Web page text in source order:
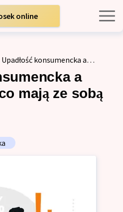
online
firm
Upadłość konsumencka a
wspólnego?
a
mają ze sobą